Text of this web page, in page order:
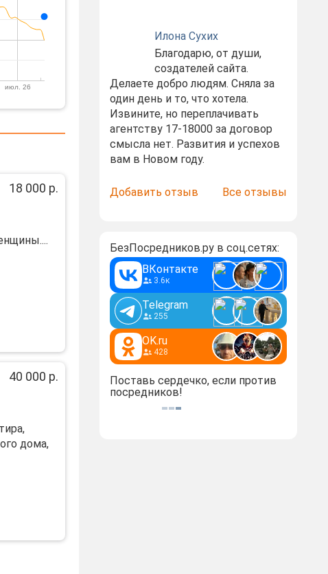
июл. 26
18 000 р.
40 000 р.
дома,
Илона Сухих
Благодарю, от души,
создателей сайта.
Делаете добро людям. Сняла за
один день и то, что хотела.
Извините, но переплачивать
агентству 17-18000 за договор
смысла нет. Развития и успехов
вам в Новом году.
Добавить отзыв Все отзывы
БезПосредников.ру в соц.сетях:
ВКонтакте
3.6к
Telegram
255
OK.ru
428
Поставь сердечко, если против
посредников!